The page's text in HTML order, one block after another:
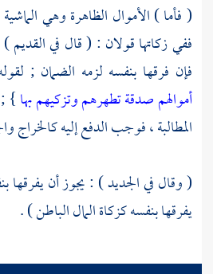
( فأما ) الأموال الظاهرة وهي الماشية
ففي زكاتها قولان : ( قال في القديم
فإن فرقها بنفسه لزمه الضمان ;
أموالهم صدقة تطهرهم وتزكيهم بها}
المطالبة ، فوجب الدفع إليه كالخراج
( وقال في الجديد ) : يجوز أن يفرقها
يفرقها بنفسه كزكاة المال الباطن ) .